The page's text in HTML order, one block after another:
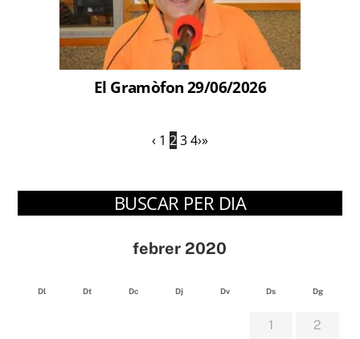
El Gramòfon 29/06/2026
‹ 1 234›»
BUSCAR PER DIA
febrer 2020
Dl Dt Dc Dj Dv Ds Dg
1 2